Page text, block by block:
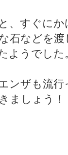
、すぐに
石などを
ようでした
ンザも流
ましょう！